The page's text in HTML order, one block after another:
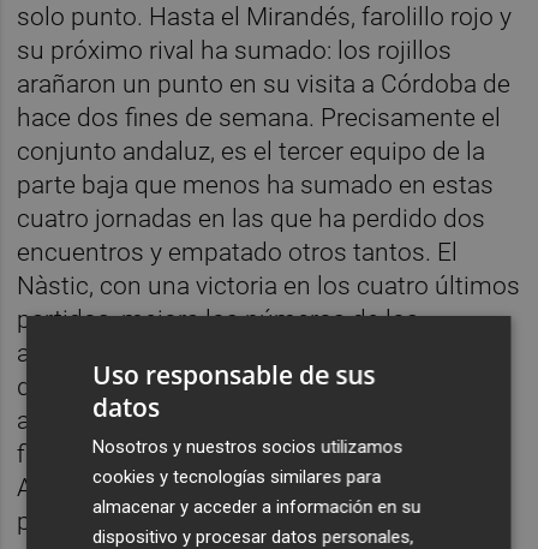
solo punto. Hasta el Mirandés, farolillo rojo y
su próximo rival ha sumado: los rojillos
arañaron un punto en su visita a Córdoba de
hace dos fines de semana. Precisamente el
conjunto andaluz, es el tercer equipo de la
parte baja que menos ha sumado en estas
cuatro jornadas en las que ha perdido dos
encuentros y empatado otros tantos. El
Nàstic, con una victoria en los cuatro últimos
partidos, mejora los números de los
anteriores si bien ha pasado de la
decimosexta plaza al cierre de la jornada 34
a marcar el descenso como decimonoveno
finalizada la 37, al verse rebasado por
Almería (seis puntos de doce), UCAM (ocho
puntos de doce) y el citado Córdoba.
Uso responsable de sus
datos
Nosotros y nuestros socios utilizamos
cookies y tecnologías similares para
almacenar y acceder a información en su
dispositivo y procesar datos personales,